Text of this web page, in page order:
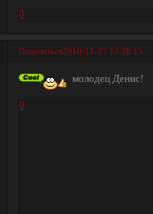
0
Поделиться2010-11-27 13:28:15
молодец Денис!
0